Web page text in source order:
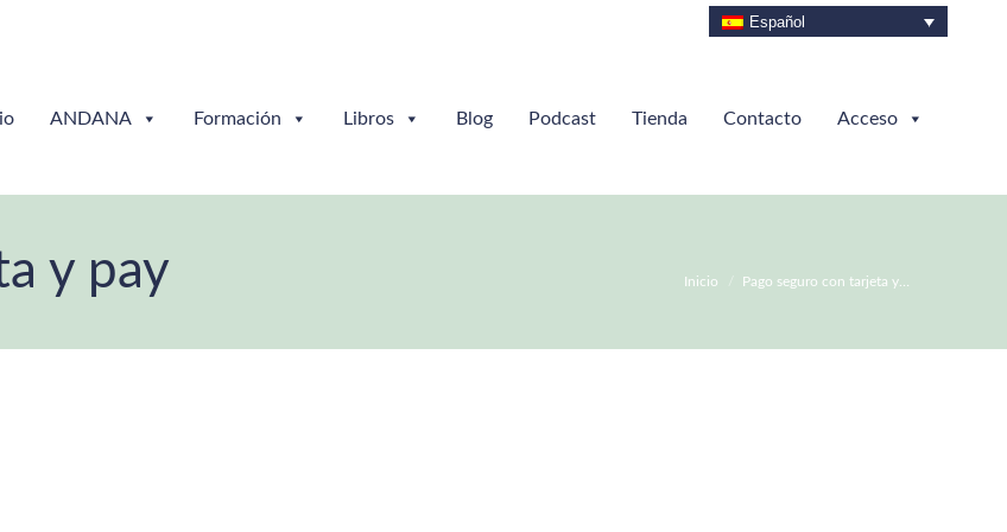
Español
ANDANA Formación Libros Blog Podcast Tienda Contacto Acceso
y pay Inicio Pago seguro con tarjeta y…